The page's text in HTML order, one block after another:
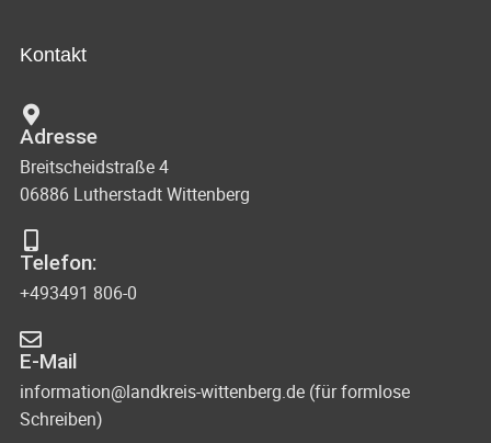
Kontakt
Adresse
Breitscheidstraße 4
06886 Lutherstadt Wittenberg
Telefon:
+493491 806-0
E-Mail
information@landkreis-wittenberg.de (für formlose
Schreiben)